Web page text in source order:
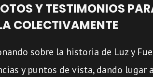
Y TESTIMONIOS
COLECTIVAMENTE
sobre la historia de Luz y
y puntos de vista, dando lugar